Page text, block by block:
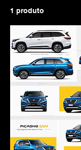
1 produto